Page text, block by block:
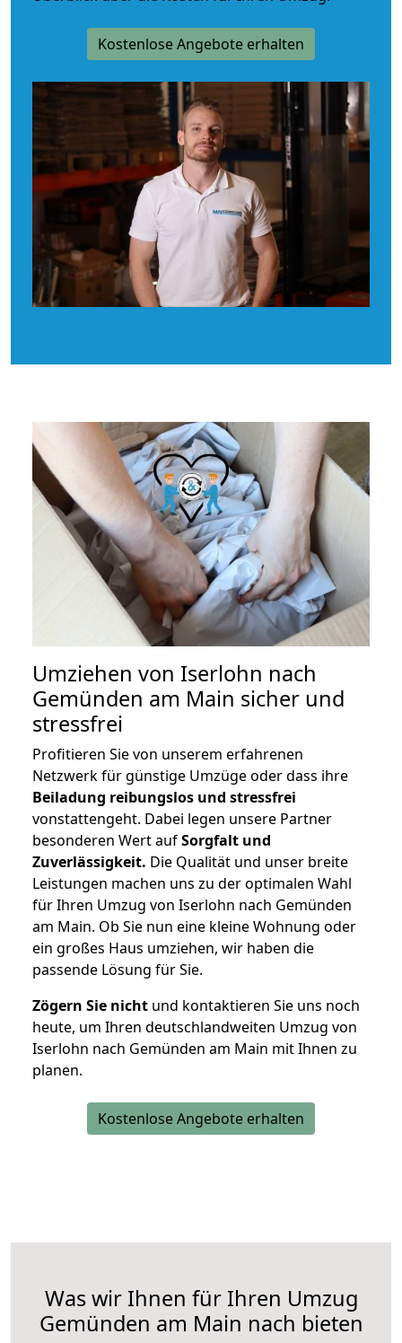
Kostenlose Angebote erhalten
Umziehen von Iserlohn nach
Gemünden am Main sicher und
stressfrei
Profitieren Sie von unserem erfahrenen
Netzwerk für günstige Umzüge oder dass ihre
Beiladung reibungslos und stressfrei
vonstattengeht. Dabei legen unsere Partner
besonderen Wert aufSorgfalt und
Zuverlässigkeit. Die Qualität und unser breite
Leistungen machen uns zu der optimalen Wahl
für Ihren Umzug von Iserlohn nach Gemünden
am Main. Ob Sie nun eine kleine Wohnung oder
ein großes Haus umziehen, wir haben die
passende Lösung für Sie.
Zögern Sie nicht und kontaktieren Sie uns noch
heute, um Ihren deutschlandweiten Umzug von
Iserlohn nach Gemünden am Main mit Ihnen zu
planen.
Kostenlose Angebote erhalten
Was wir Ihnen für Ihren Umzug
Gemünden am Main nach bieten